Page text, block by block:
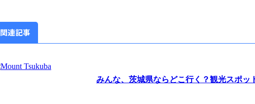
関連記事
みんな、茨城県ならどこ行く？観光スポッ